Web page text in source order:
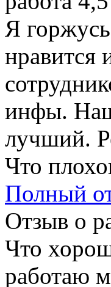
Я
нравится
инфы. Наш
лучший.
Что
Полный
Отзыв о
Что
работаю